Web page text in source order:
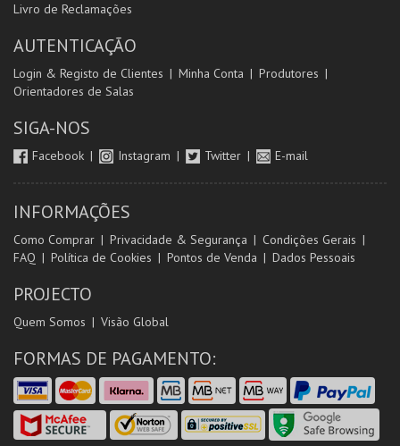
Livro de Reclamações
AUTENTICAÇÃO
Login & Registo de Clientes Minha Conta
Produtores
Orientadores de Salas
SIGA-NOS
Facebook Instagram Twitter E-mail
INFORMAÇÕES
Como Comprar Privacidade & Segurança
Condições Gerais
FAQ
Política de Cookies Pontos de Venda Dados Pessoais
PROJECTO
Quem Somos Visão Global
FORMAS DE PAGAMENTO: